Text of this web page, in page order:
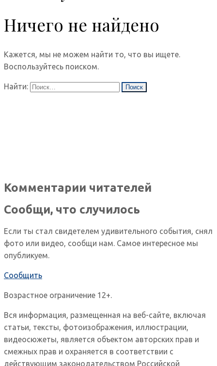
Ничего не найдено
Кажется, мы не можем найти то, что вы ищете.
Воспользуйтесь поиском.
Найти:
Комментарии читателей
Сообщи, что случилось
Если ты стал свидетелем удивительного события, снял
фото или видео, сообщи нам. Самое интересное мы
опубликуем.
Сообщить
Возрастное ограничение 12+.
Вся информация, размещенная на веб-сайте, включая
статьи, тексты, фотоизображения, иллюстрации,
видеосюжеты, является объектом авторских прав и
смежных прав и охраняется в соответствии с
действующим законодательством Российской